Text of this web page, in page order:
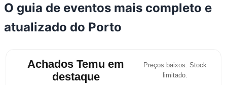
O guia de eventos mais completo e
atualizado do Porto
Achados Temu em
destaque
Preços baixos. Stock
limitado.